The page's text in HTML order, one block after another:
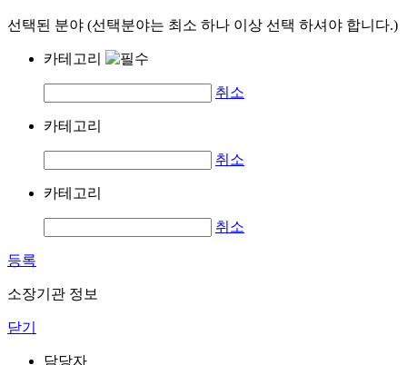
선택된 분야 (선택분야는 최소 하나 이상 선택 하셔야 합니다.)
카테고리
취소
카테고리
취소
카테고리
취소
등록
소장기관 정보
닫기
담당자